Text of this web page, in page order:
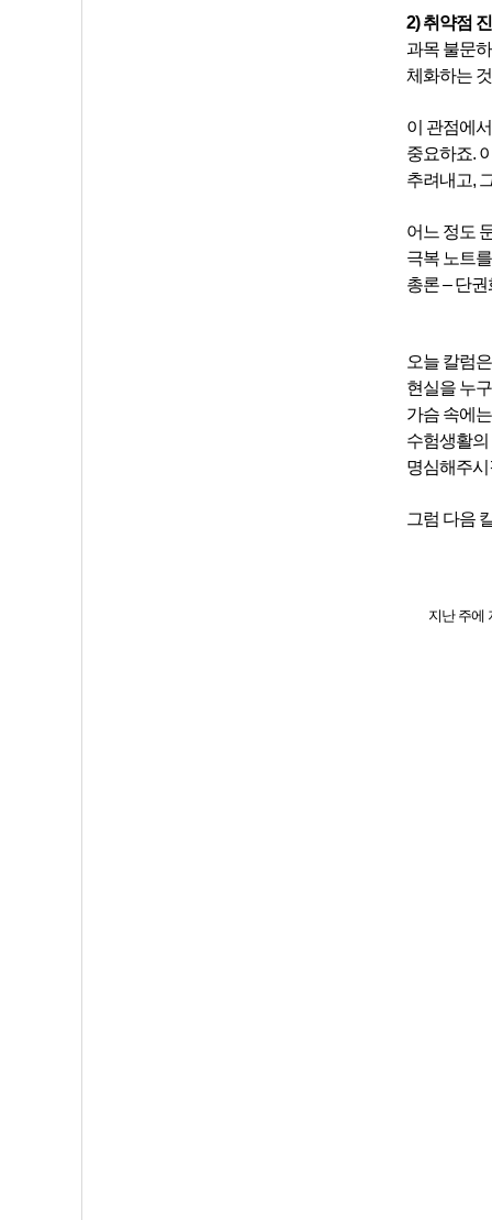
2) 취약점
과목 불문
체화하는
이 관점에
중요하죠.
추려내고,
어느 정도
극복 노트
총론 – 단
오늘 칼럼
현실을 누
가슴 속에
수험생활
명심해주시
그럼 다음
지난 주에